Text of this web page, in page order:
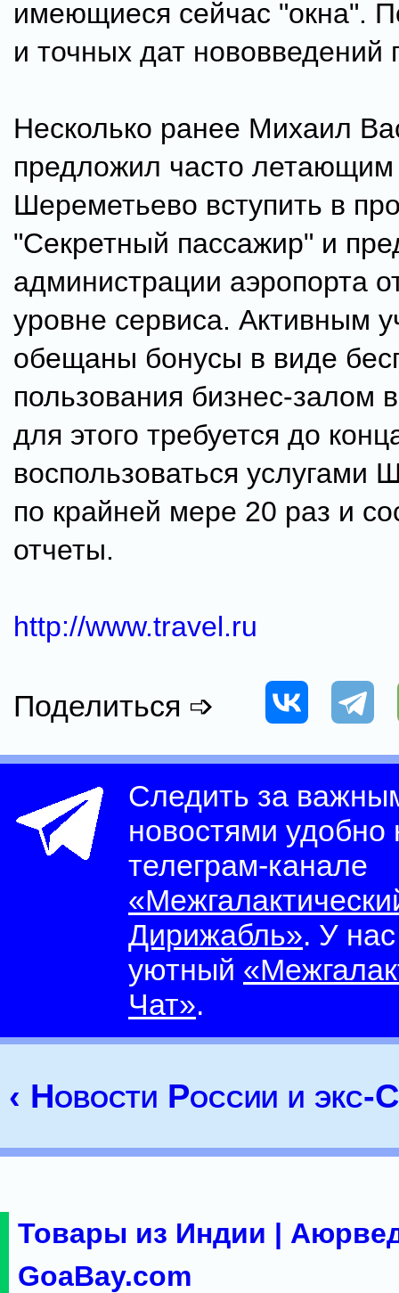
имеющиеся сейчас "окна".
и точных дат нововведений
Несколько ранее Михаил
предложил часто
Шереметьево вступить в
"Секретный пассажир" и
администрации аэропорта
уровне сервиса. Активным
обещаны бонусы в виде
пользования бизнес-залом
для этого требуется до
воспользоваться услугами
по крайней мере 20 раз и
отчеты.
http://www.travel.ru
Поделиться ➩
Следить за
новостями
телеграм-канале
Дирижабль». У
уютный
Чат».
‹ Новости России и
Товары из Индии |
GoaBay.com